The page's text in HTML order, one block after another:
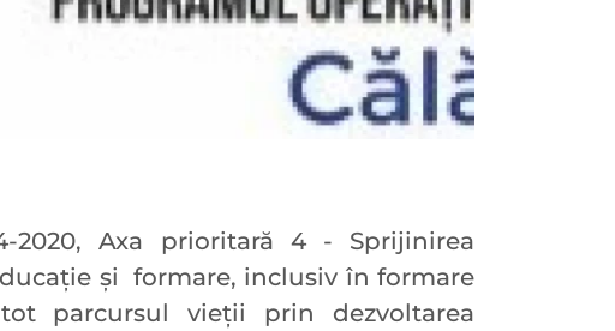
2020, Axa prioritară 4 - Sprijinirea
și formare, inclusiv în formare
parcursul vieții prin dezvoltarea